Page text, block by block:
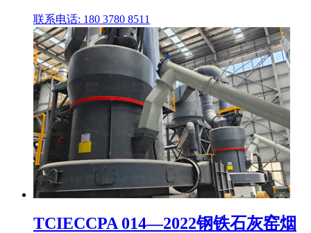
联系电话: 180 3780 8511
TCIECCPA 014—2022钢铁石灰窑烟